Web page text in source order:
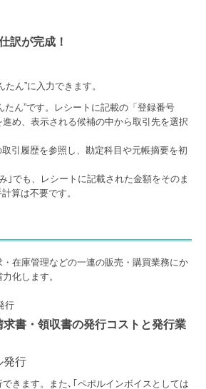
訳が完成！
ん”に入力できます。
たん”です。レシートに記載の「登録番号
進め、表示される候補の中から取引先を選択
引履歴を参照し、勘定科目や元帳摘要を初
｣でも、レシートに記載された金額をそのま
算は不要です。
在庫管理などの一連の販売・購買業務にか
化します。
求書・領収書の発行コストと発行業
発行
きます。また､｢ペポルインボイスとしては